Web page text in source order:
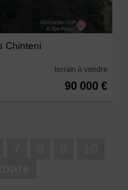
Chinteni
terrain à vendre
90 000 €